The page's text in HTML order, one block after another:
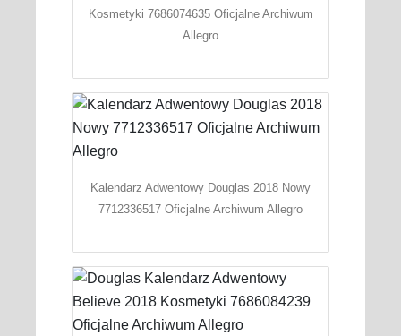
Kosmetyki 7686074635 Oficjalne Archiwum
Allegro
Kalendarz Adwentowy Douglas 2018 Nowy
7712336517 Oficjalne Archiwum Allegro